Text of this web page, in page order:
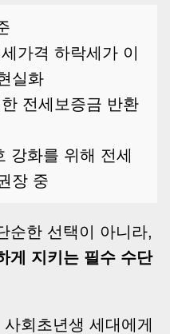
가격 하락세가 이
실화
전세보증금 반환
강화를 위해 전세
장 중
순한 선택이 아니라,
게 지키는 필수 수단
회초년생 세대에게